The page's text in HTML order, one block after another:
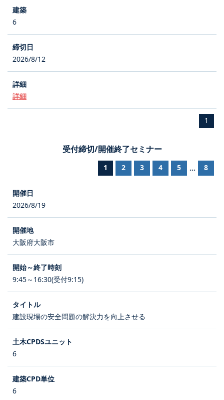
6
2026/8/12
詳細
1
受付締切/開催終了セミナー
1 2 3 4 5 ... 8
2026/8/19
大阪府大阪市
9:45～16:30(受付9:15)
建設現場の安全問題の解決力を向上させる
6
6